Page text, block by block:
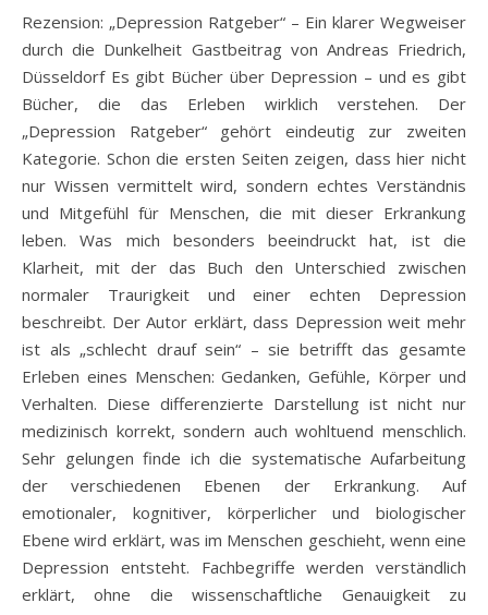
Rezension: „Depression Ratgeber“ – Ein klarer Wegweiser
durch die Dunkelheit Gastbeitrag von Andreas Friedrich,
Düsseldorf Es gibt Bücher über Depression – und es gibt
Bücher, die das Erleben wirklich verstehen. Der
„Depression Ratgeber“ gehört eindeutig zur zweiten
Kategorie. Schon die ersten Seiten zeigen, dass hier nicht
nur Wissen vermittelt wird, sondern echtes Verständnis
und Mitgefühl für Menschen, die mit dieser Erkrankung
leben. Was mich besonders beeindruckt hat, ist die
Klarheit, mit der das Buch den Unterschied zwischen
normaler Traurigkeit und einer echten Depression
beschreibt. Der Autor erklärt, dass Depression weit mehr
ist als „schlecht drauf sein“ – sie betrifft das gesamte
Erleben eines Menschen: Gedanken, Gefühle, Körper und
Verhalten. Diese differenzierte Darstellung ist nicht nur
medizinisch korrekt, sondern auch wohltuend menschlich.
Sehr gelungen finde ich die systematische Aufarbeitung
der verschiedenen Ebenen der Erkrankung. Auf
emotionaler, kognitiver, körperlicher und biologischer
Ebene wird erklärt, was im Menschen geschieht, wenn eine
Depression entsteht. Fachbegriffe werden verständlich
erklärt, ohne die wissenschaftliche Genauigkeit zu